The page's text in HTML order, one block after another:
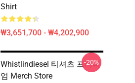
Shirt
₩3,651,700 - ₩4,202,900
Whistlindiesel 티셔츠 프리미
엄 Merch Store
-20%